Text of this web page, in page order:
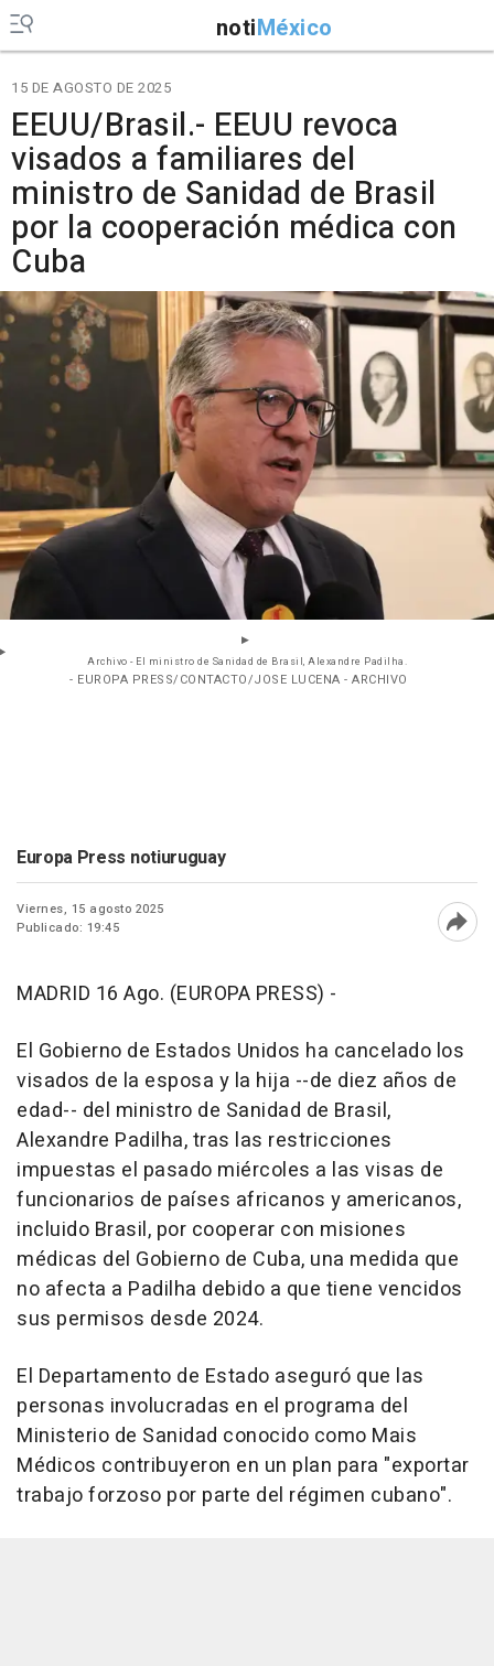
notiMéxico
15 DE AGOSTO DE 2025
EEUU/Brasil.- EEUU revoca
visados a familiares del
ministro de Sanidad de Brasil
por la cooperación médica con
Cuba
Archivo - El ministro de Sanidad de Brasil, Alexandre Padilha.
- EUROPA PRESS/CONTACTO/JOSE LUCENA - ARCHIVO
Europa Press notiuruguay
Viernes, 15 agosto 2025
Publicado: 19:45
MADRID 16 Ago. (EUROPA PRESS) -
El Gobierno de Estados Unidos ha cancelado los
visados de la esposa y la hija --de diez años de
edad-- del ministro de Sanidad de Brasil,
Alexandre Padilha, tras las restricciones
impuestas el pasado miércoles a las visas de
funcionarios de países africanos y americanos,
incluido Brasil, por cooperar con misiones
médicas del Gobierno de Cuba, una medida que
no afecta a Padilha debido a que tiene vencidos
sus permisos desde 2024.
El Departamento de Estado aseguró que las
personas involucradas en el programa del
Ministerio de Sanidad conocido como Mais
Médicos contribuyeron en un plan para "exportar
trabajo forzoso por parte del régimen cubano".